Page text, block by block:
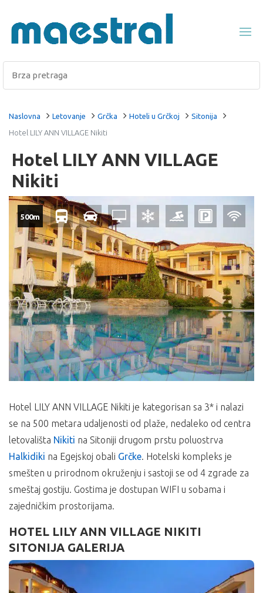
Naslovna Letovanje Grčka Hoteli u Grčkoj
Sitonija
Hotel LILY ANN VILLAGE Nikiti
Hotel LILY ANN VILLAGE
Nikiti
500m
Hotel LILY ANN VILLAGE Nikiti je kategorisan sa 3* i nalazi
se na 500 metara udaljenosti od plaže, nedaleko od centra
letovališta Nikiti na Sitoniji drugom prstu poluostrva
Halkidiki na Egejskoj obali Grčke . Hotelski kompleks je
smešten u prirodnom okruženju i sastoji se od 4 zgrade za
smeštaj gostiju. Gostima je dostupan WIFI u sobama i
zajedničkim prostorijama.
HOTEL LILY ANN VILLAGE NIKITI
SITONIJA GALERIJA